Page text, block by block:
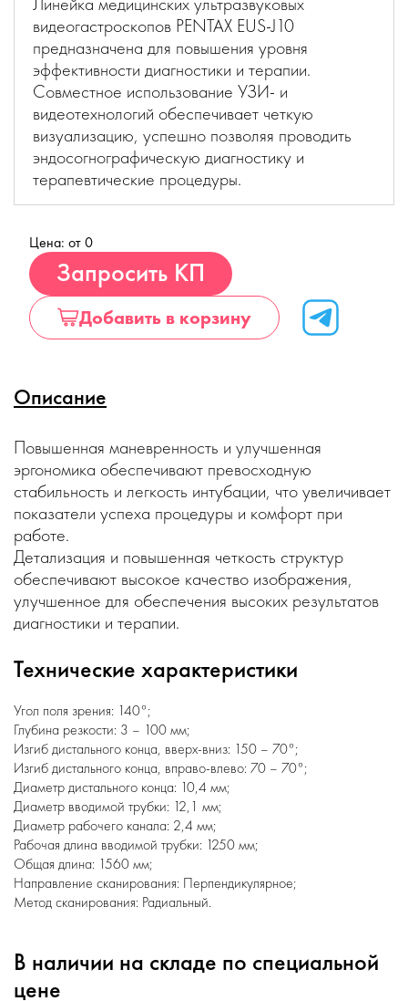
видеогастроскопов PENTAX EUS-J10
предназначена для повышения уровня
эффективности диагностики и терапии.
Совместное использование УЗИ- и
видеотехнологий обеспечивает четкую
визуализацию, успешно позволяя проводить
эндосогнографическую диагностику и
терапевтические процедуры.
Цена: от 0
Запросить КП
Добавить в корзину
Описание
Повышенная маневренность и улучшенная
эргономика обеспечивают превосходную
стабильность и легкость интубации, что увеличивает
показатели успеха процедуры и комфорт при
работе.
Детализация и повышенная четкость структур
обеспечивают высокое качество изображения,
улучшенное для обеспечения высоких результатов
диагностики и терапии.
Технические характеристики
Угол поля зрения: 140°;
Глубина резкости: 3 – 100 мм;
Изгиб дистального конца, вверх-вниз: 150 – 70°;
Изгиб дистального конца, вправо-влево: 70 – 70°;
Диаметр дистального конца: 10,4 мм;
Диаметр вводимой трубки: 12,1 мм;
Диаметр рабочего канала: 2,4 мм;
Рабочая длина вводимой трубки: 1250 мм;
Общая длина: 1560 мм;
Направление сканирования: Перпендикулярное;
Метод сканирования: Радиальный.
В наличии на складе по специальной
цене